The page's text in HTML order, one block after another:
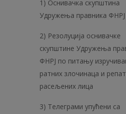
1) Оснивачка скупштина
Удружења правника ФНРЈ
2) Резолуција оснивачке
скупштине Удружења
ФНРЈ по питању
ратних злочинаца и
расељених лица
3) Телеграми упућени са